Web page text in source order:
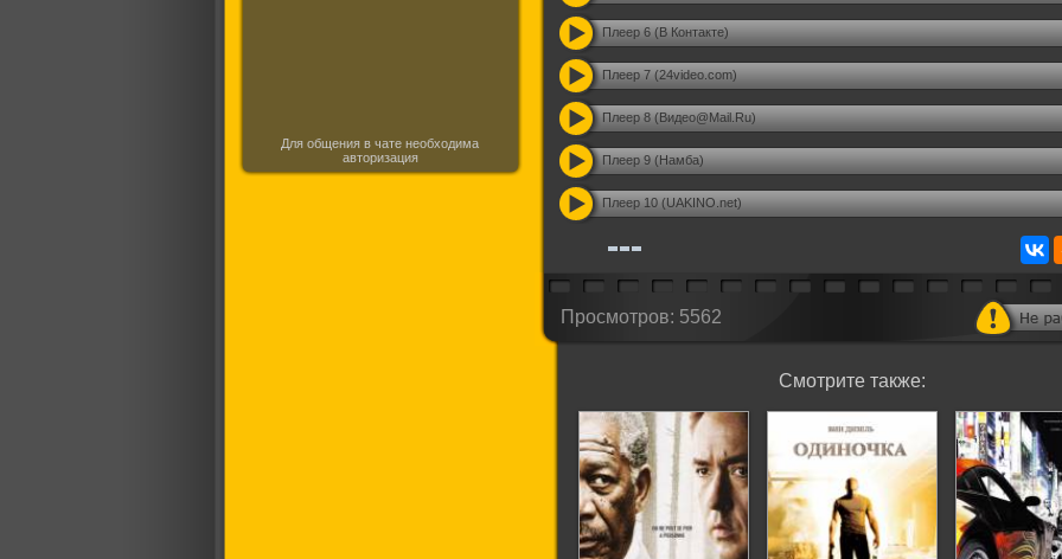
Для общения в чате необходима
авторизация
Плеер 6 (В Контакте)
Плеер 7 (24video.com)
Плеер 8 (Видео@Mail.Ru)
Плеер 9 (Намба)
Плеер 10 (UAKINO.net)
Просмотров: 5562
Смотрите также: